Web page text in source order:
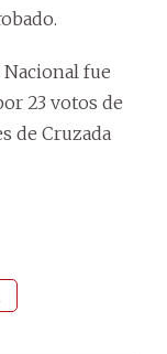
fue
23 votos de
de Cruzada